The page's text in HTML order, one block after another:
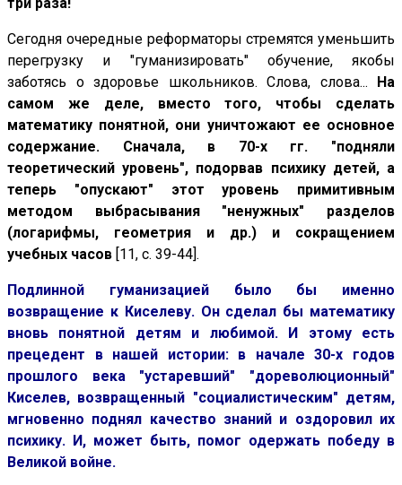
три раза!
Сегодня очередные реформаторы стремятся уменьшить
перегрузку и "гуманизировать" обучение, якобы
заботясь о здоровье школьников. Слова, слова...
На
самом же деле, вместо того, чтобы сделать
математику понятной, они уничтожают ее основное
содержание. Сначала, в 70-х гг. "подняли
теоретический уровень", подорвав психику детей, а
теперь "опускают" этот уровень примитивным
методом выбрасывания "ненужных" разделов
(логарифмы, геометрия и др.) и сокращением
учебных часов [11, с. 39-44].
Подлинной гуманизацией было бы именно
возвращение к Киселеву. Он сделал бы математику
вновь понятной детям и любимой. И этому есть
прецедент в нашей истории: в начале 30-х годов
прошлого века "устаревший" "дореволюционный"
Киселев, возвращенный "социалистическим" детям,
мгновенно поднял качество знаний и оздоровил их
психику. И, может быть, помог одержать победу в
Великой войне.